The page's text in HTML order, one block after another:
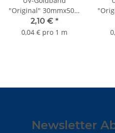
"Original" 30mmx50m
bis 3 Monate Sorte
K055
2,10 € *
0,04 € pro 1 m
Newsletter